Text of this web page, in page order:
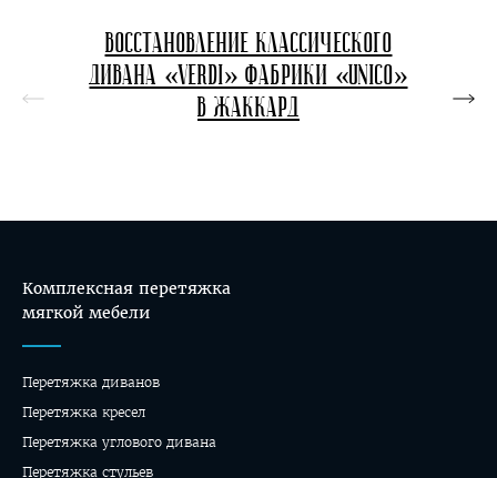
Восстановление классического
дивана «Verdi» фабрики «Unico»
в жаккард
Комплексная перетяжка
мягкой мебели
Перетяжка диванов
Перетяжка кресел
Перетяжка углового дивана
Перетяжка стульев